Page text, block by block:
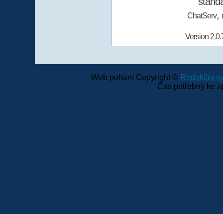
ChatServ,
Version
Web pohání Copyright © Redakční
Čas potřebný ke